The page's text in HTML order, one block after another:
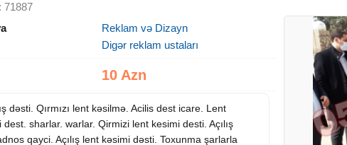
71887
Reklam və Dizayn
Digər reklam ustaları
10 Azn
dəsti. Qırmızı lent kəsilmə. Acilis dest icare. Lent
dest. sharlar. warlar. Qirmizi lent kesimi desti. Açılış
qayci. Açılış lent kəsimi dəsti. Toxunma şarlarla